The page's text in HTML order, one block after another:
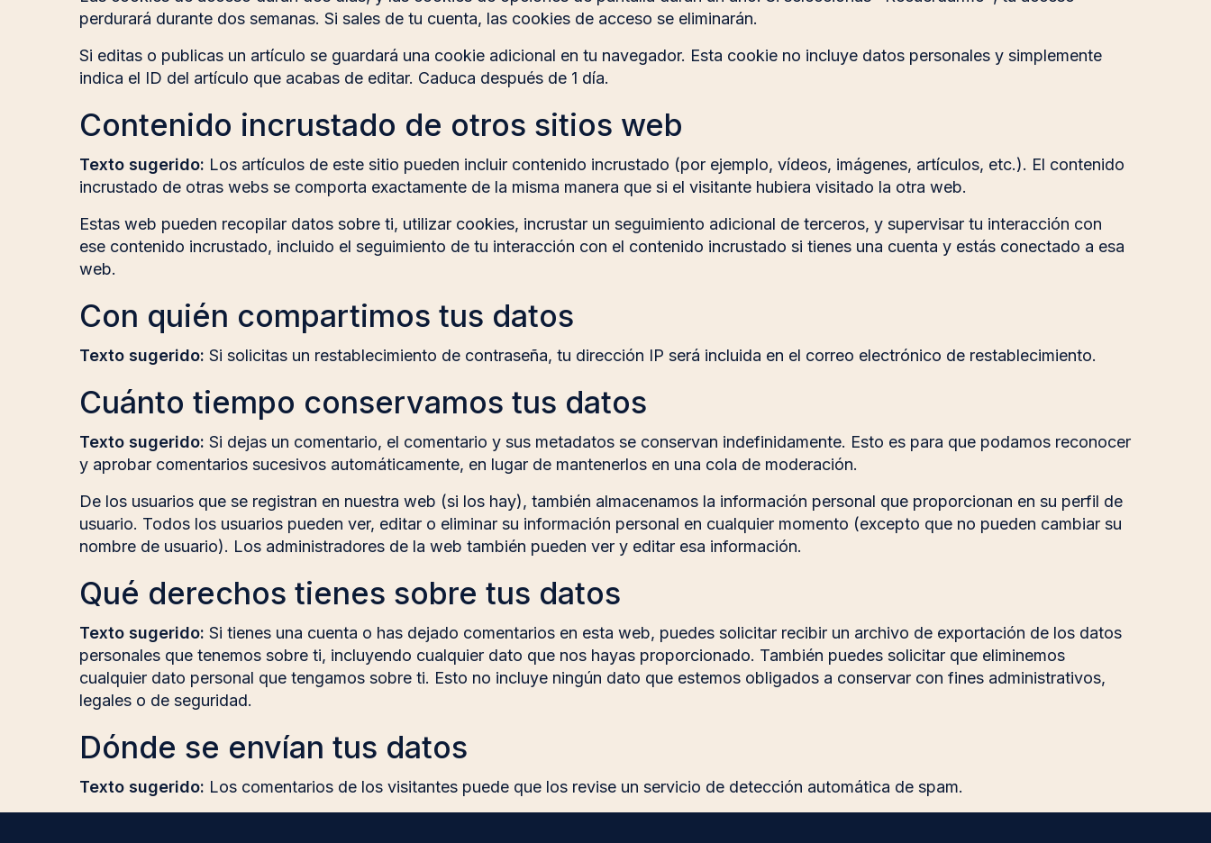
perdurará durante dos semanas. Si sales de tu cuenta, las cookies de acceso se eliminarán.
Si editas o publicas un artículo se guardará una cookie adicional en tu navegador. Esta cookie no incluye datos personales y simplemente
indica el ID del artículo que acabas de editar. Caduca después de 1 día.
Contenido incrustado de otros sitios web
Texto sugerido: Los artículos de este sitio pueden incluir contenido incrustado (por ejemplo, vídeos, imágenes, artículos, etc.). El contenido
incrustado de otras webs se comporta exactamente de la misma manera que si el visitante hubiera visitado la otra web.
Estas web pueden recopilar datos sobre ti, utilizar cookies, incrustar un seguimiento adicional de terceros, y supervisar tu interacción con
ese contenido incrustado, incluido el seguimiento de tu interacción con el contenido incrustado si tienes una cuenta y estás conectado a esa
web.
Con quién compartimos tus datos
Texto sugerido: Si solicitas un restablecimiento de contraseña, tu dirección IP será incluida en el correo electrónico de restablecimiento.
Cuánto tiempo conservamos tus datos
Texto sugerido: Si dejas un comentario, el comentario y sus metadatos se conservan indefinidamente. Esto es para que podamos reconocer
y aprobar comentarios sucesivos automáticamente, en lugar de mantenerlos en una cola de moderación.
De los usuarios que se registran en nuestra web (si los hay), también almacenamos la información personal que proporcionan en su perfil de
usuario. Todos los usuarios pueden ver, editar o eliminar su información personal en cualquier momento (excepto que no pueden cambiar su
nombre de usuario). Los administradores de la web también pueden ver y editar esa información.
Qué derechos tienes sobre tus datos
Texto sugerido: Si tienes una cuenta o has dejado comentarios en esta web, puedes solicitar recibir un archivo de exportación de los datos
personales que tenemos sobre ti, incluyendo cualquier dato que nos hayas proporcionado. También puedes solicitar que eliminemos
cualquier dato personal que tengamos sobre ti. Esto no incluye ningún dato que estemos obligados a conservar con fines administrativos,
legales o de seguridad.
Dónde se envían tus datos
Texto sugerido: Los comentarios de los visitantes puede que los revise un servicio de detección automática de spam.